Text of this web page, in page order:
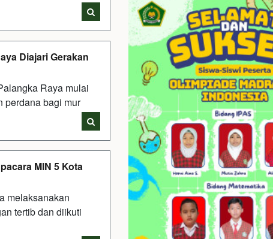
Diajari Gerakan
Raya mulai
perdana bagi mur
MIN 5 Kota
melaksanakan
tertib dan diikuti